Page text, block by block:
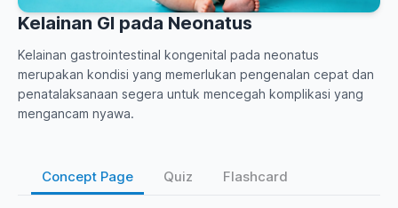
Kelainan GI pada Neonatus
Kelainan gastrointestinal kongenital pada neonatus
merupakan kondisi yang memerlukan pengenalan cepat dan
penatalaksanaan segera untuk mencegah komplikasi yang
mengancam nyawa.
Concept Page Quiz Flashcard